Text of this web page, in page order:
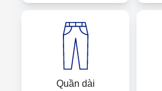
Quần dài